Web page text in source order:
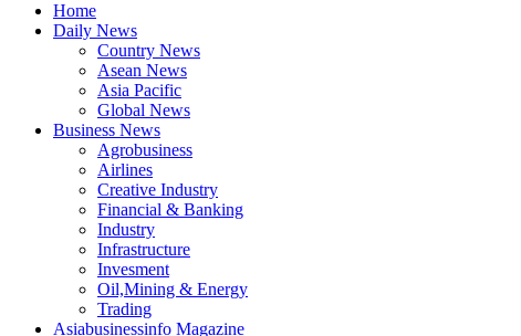
Home
Daily News
Country News
Asean News
Asia Pacific
Global News
Business News
Agrobusiness
Airlines
Creative Industry
Financial & Banking
Industry
Infrastructure
Invesment
Oil,Mining & Energy
Trading
Asiabusinessinfo Magazine